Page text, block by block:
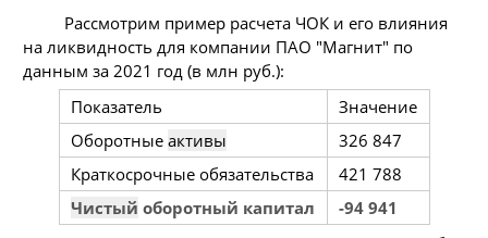
Рассмотрим пример расчета ЧОК и его влияния
на ликвидность для компании ПАО "Магнит" по
данным за 2021 год (в млн руб.):
Показатель
Значение
Оборотные активы
326 847
Краткосрочные обязательства
421 788
Чистый оборотный капитал
-94 941